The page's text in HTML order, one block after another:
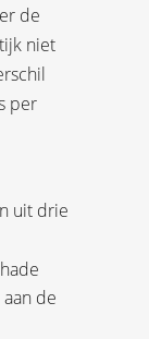
de
niet
per
uit drie
de